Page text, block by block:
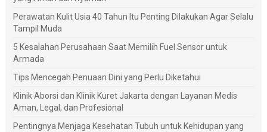
Perawatan Kulit Usia 40 Tahun Itu Penting Dilakukan Agar Selalu
Tampil Muda
5 Kesalahan Perusahaan Saat Memilih Fuel Sensor untuk
Armada
Tips Mencegah Penuaan Dini yang Perlu Diketahui
Klinik Aborsi dan Klinik Kuret Jakarta dengan Layanan Medis
Aman, Legal, dan Profesional
Pentingnya Menjaga Kesehatan Tubuh untuk Kehidupan yang